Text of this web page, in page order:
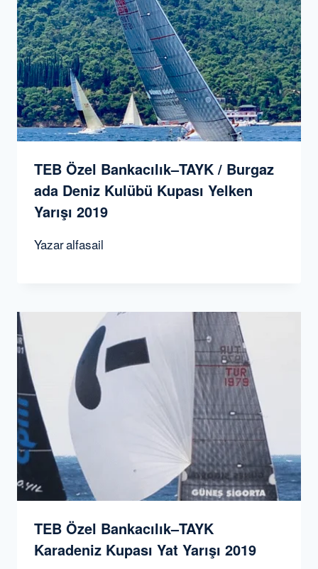
TEB Özel Bankacılık–TAYK / Burgaz
ada Deniz Kulübü Kupası Yelken
Yarışı 2019
Yazaralfasail
TEB Özel Bankacılık–TAYK
Karadeniz Kupası Yat Yarışı 2019